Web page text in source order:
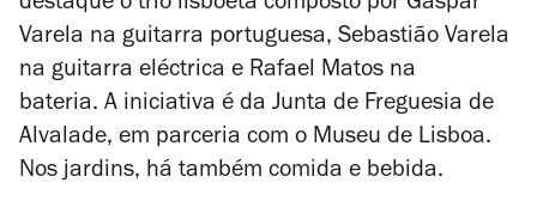
destaque o trio lisboeta composto por Gaspar
Varela na guitarra portuguesa, Sebastião Varela
na guitarra eléctrica e Rafael Matos na
bateria. A iniciativa é da Junta de Freguesia de
Alvalade, em parceria com o Museu de Lisboa.
Nos jardins, há também comida e bebida.